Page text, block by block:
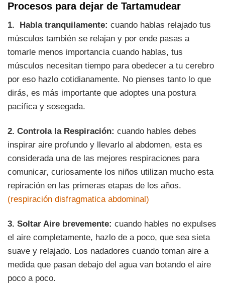
Procesos para dejar de Tartamudear
1. Habla tranquilamente: cuando hablas relajado tus
músculos también se relajan y por ende pasas a
tomarle menos importancia cuando hablas, tus
músculos necesitan tiempo para obedecer a tu cerebro
por eso hazlo cotidianamente. No pienses tanto lo que
dirás, es más importante que adoptes una postura
pacífica y sosegada.
2. Controla la Respiración: cuando hables debes
inspirar aire profundo y llevarlo al abdomen, esta es
considerada una de las mejores respiraciones para
comunicar, curiosamente los niños utilizan mucho esta
repiración en las primeras etapas de los años.
(respiración disfragmatica abdominal)
3. Soltar Aire brevemente: cuando hables no expulses
el aire completamente, hazlo de a poco, que sea sieta
suave y relajado. Los nadadores cuando toman aire a
medida que pasan debajo del agua van botando el aire
poco a poco.